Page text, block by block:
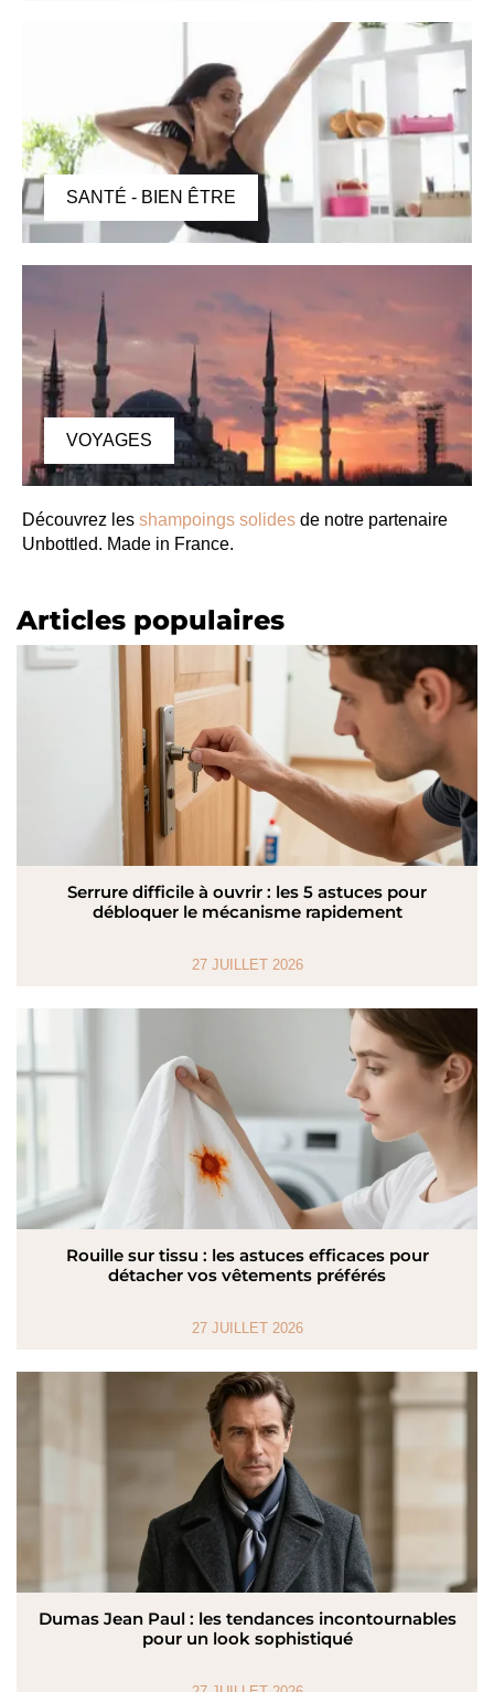
SANTÉ - BIEN ÊTRE
VOYAGES
Découvrez les shampoings solides de notre partenaire
Unbottled. Made in France.
Articles populaires
Serrure difficile à ouvrir : les 5 astuces pour
débloquer le mécanisme rapidement
27 JUILLET 2026
Rouille sur tissu : les astuces efficaces pour
détacher vos vêtements préférés
27 JUILLET 2026
Dumas Jean Paul : les tendances incontournables
pour un look sophistiqué